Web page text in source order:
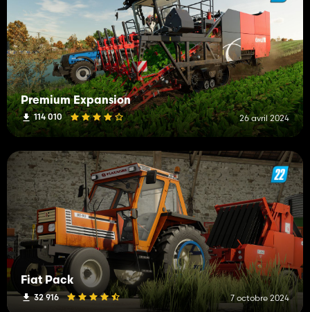
Premium Expansion
114 010 26 avril 2024
Fiat Pack
32 916 7 octobre 2024